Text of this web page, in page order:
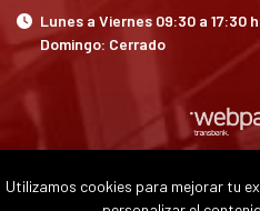
Lunes a Viernes 09:30 a 17:30
Domingo: Cerrado
OXS ©
Utilizamos cookies para mejorar tu